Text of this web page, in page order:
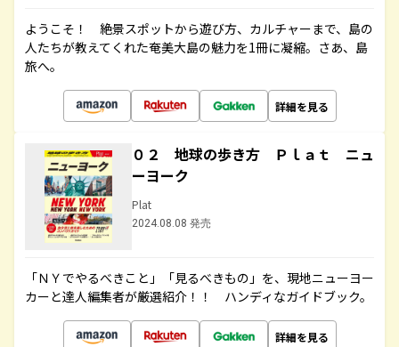
ようこそ！ 絶景スポットから遊び方、カルチャーまで、島の
人たちが教えてくれた奄美大島の魅力を1冊に凝縮。さあ、島
旅へ。
詳細を見る
０２ 地球の歩き方 Ｐｌａｔ ニュ
ーヨーク
Plat
2024.08.08 発売
「ＮＹでやるべきこと」「見るべきもの」を、現地ニューヨー
カーと達人編集者が厳選紹介！！ ハンディなガイドブック。
詳細を見る